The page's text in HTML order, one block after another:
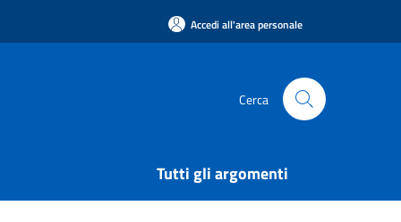
Accedi all'area personale
Cerca
Tutti gli argomenti